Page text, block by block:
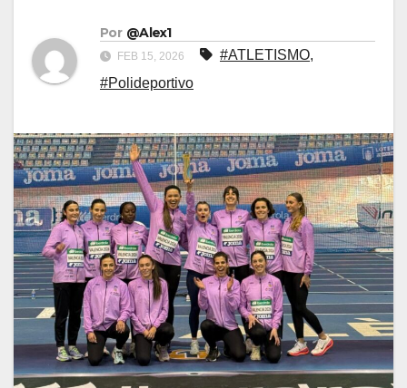
Por @Alex1
FEB 15, 2026 #ATLETISMO,
#Polideportivo